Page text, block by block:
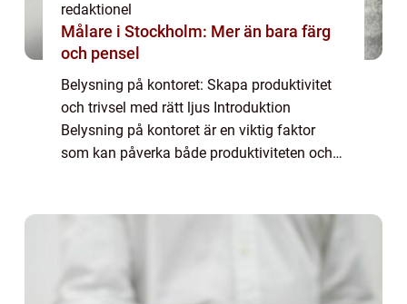
redaktionel
Målare i Stockholm: Mer än bara färg
och pensel
Belysning på kontoret: Skapa produktivitet
och trivsel med rätt ljus Introduktion
Belysning på kontoret är en viktig faktor
som kan påverka både produktiviteten och